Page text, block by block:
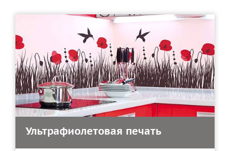
Ультрафиолетовая печать